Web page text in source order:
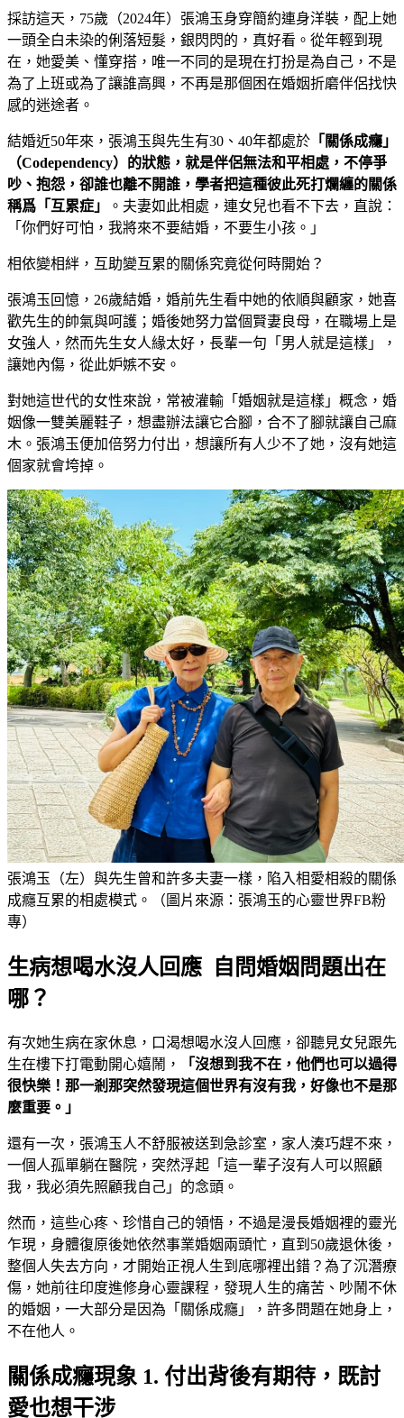
採訪這天，75歲（2024年）張鴻玉身穿簡約連身洋裝，配上她
一頭全白未染的俐落短髮，銀閃閃的，真好看。從年輕到現
在，她愛美、懂穿搭，唯一不同的是現在打扮是為自己，不是
為了上班或為了讓誰高興，不再是那個困在婚姻折磨伴侶找快
感的迷途者。
結婚近50年來，張鴻玉與先生有30、40年都處於 「關係成癮」
（Codependency）的狀態，就是伴侶無法和平相處，不停爭
吵、抱怨，卻誰也離不開誰，學者把這種彼此死打爛纏的關係
稱爲「互累症」
。夫妻如此相處，連女兒也看不下去，直說：
「你們好可怕，我將來不要結婚，不要生小孩。」
相依變相絆，互助變互累的關係究竟從何時開始？
張鴻玉回憶，26歲結婚，婚前先生看中她的依順與顧家，她喜
歡先生的帥氣與呵護；婚後她努力當個賢妻良母，在職場上是
女強人，然而先生女人緣太好，長輩一句「男人就是這樣」，
讓她內傷，從此妒嫉不安。
對她這世代的女性來說，常被灌輸「婚姻就是這樣」概念，婚
姻像一雙美麗鞋子，想盡辦法讓它合腳，合不了腳就讓自己麻
木。張鴻玉便加倍努力付出，想讓所有人少不了她，沒有她這
個家就會垮掉。
張鴻玉（左）與先生曾和許多夫妻一樣，陷入相愛相殺的關係
成癮互累的相處模式。（圖片來源：張鴻玉的心靈世界FB粉
專）
生病想喝水沒人回應 自問婚姻問題出在
哪？
有次她生病在家休息，口渴想喝水沒人回應，卻聽見女兒跟先
生在樓下打電動開心嬉鬧，
「沒想到我不在，他們也可以過得
很快樂！那一剎那突然發現這個世界有沒有我，好像也不是那
麼重要。」
還有一次，張鴻玉人不舒服被送到急診室，家人湊巧趕不來，
一個人孤單躺在醫院，突然浮起「這一輩子沒有人可以照顧
我，我必須先照顧我自己」的念頭。
然而，這些心疼、珍惜自己的領悟，不過是漫長婚姻裡的靈光
乍現，身體復原後她依然事業婚姻兩頭忙，直到50歲退休後，
整個人失去方向，才開始正視人生到底哪裡出錯？為了沉潛療
傷，她前往印度進修身心靈課程，發現人生的痛苦、吵鬧不休
的婚姻，一大部分是因為「關係成癮」，許多問題在她身上，
不在他人。
關係成癮現象 1. 付出背後有期待，既討
愛也想干涉